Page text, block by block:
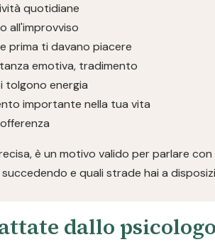
quotidiane
all'improvviso
prima ti davano piacere
emotiva, tradimento
tolgono energia
importante nella tua vita
è un motivo valido per parlare
e quali strade hai a
dallo psicologo